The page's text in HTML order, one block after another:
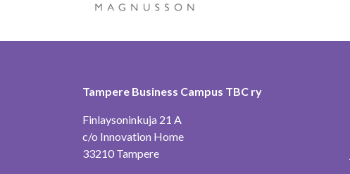
Tampere Business Campus TBC ry
Finlaysoninkuja 21 A
c/o Innovation Home
33210 Tampere